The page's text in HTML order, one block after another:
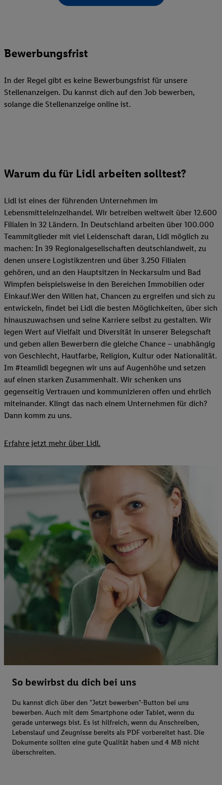
Bewerbungsfrist
In der Regel gibt es keine Bewerbungsfrist für unsere
Stellenanzeigen. Du kannst dich auf den Job bewerben,
solange die Stellenanzeige online ist.
Warum du für Lidl arbeiten solltest?
Lidl ist eines der führenden Unternehmen im
Lebensmitteleinzelhandel. Wir betreiben weltweit über 12.600
Filialen in 32 Ländern. In Deutschland arbeiten über 100.000
Teammitglieder mit viel Leidenschaft daran, Lidl möglich zu
machen: In 39 Regionalgesellschaften deutschlandweit, zu
denen unsere Logistikzentren und über 3.250 Filialen
gehören, und an den Hauptsitzen in Neckarsulm und Bad
Wimpfen beispielsweise in den Bereichen Immobilien oder
Einkauf.Wer den Willen hat, Chancen zu ergreifen und sich zu
entwickeln, findet bei Lidl die besten Möglichkeiten, über sich
hinauszuwachsen und seine Karriere selbst zu gestalten. Wir
legen Wert auf Vielfalt und Diversität in unserer Belegschaft
und geben allen Bewerbern die gleiche Chance – unabhängig
von Geschlecht, Hautfarbe, Religion, Kultur oder Nationalität.
Im #teamlidl begegnen wir uns auf Augenhöhe und setzen
auf einen starken Zusammenhalt. Wir schenken uns
gegenseitig Vertrauen und kommunizieren offen und ehrlich
miteinander. Klingt das nach einem Unternehmen für dich?
Dann komm zu uns.​
Erfahre jetzt mehr über Lidl.
So bewirbst du dich bei uns
Du kannst dich über den "Jetzt bewerben"-Button bei uns
bewerben. Auch mit dem Smartphone oder Tablet, wenn du
gerade unterwegs bist. Es ist hilfreich, wenn du Anschreiben,
Lebenslauf und Zeugnisse bereits als PDF vorbereitet hast. Die
Dokumente sollten eine gute Qualität haben und 4 MB nicht
überschreiten.